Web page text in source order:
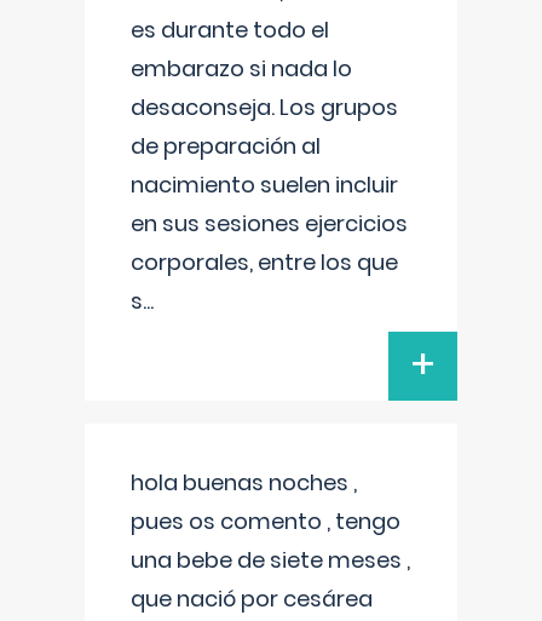
es durante todo el
embarazo si nada lo
desaconseja. Los grupos
de preparación al
nacimiento suelen incluir
en sus sesiones ejercicios
corporales, entre los que
s...
+
hola buenas noches ,
pues os comento , tengo
una bebe de siete meses ,
que nació por cesárea